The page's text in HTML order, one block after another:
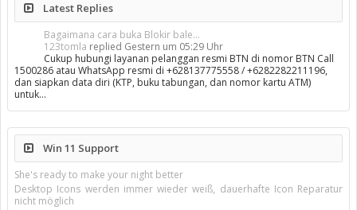
Latest Replies
Bagaimana cara buka Blokir bale...
123tomla replied Gestern um 05:29 Uhr
Cukup hubungi layanan pelanggan resmi BTN di nomor BTN Call
1500286 atau WhatsApp resmi di +628137775558 / +6282282211196,
dan siapkan data diri (KTP, buku tabungan, dan nomor kartu ATM)
untuk…
Win 11 Support
She's ready to make your night better
Desktop Icons werden immer wieder weiß, dauerhafte Icon Reparatur
nicht möglich